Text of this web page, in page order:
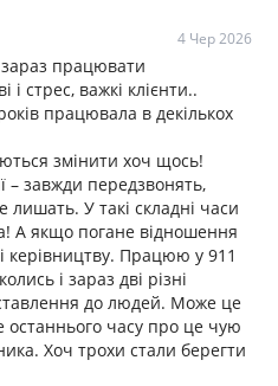
4 Чер 2026
працювати
стрес, важкі клієнти..
працювала в декількох
змінити хоч щось!
– завжди передзвонять,
лишать. У такі складні часи
А якщо погане відношення
керівництву. Працюю у 911
і зараз дві різні
ставлення до людей. Може це
останнього часу про це чую
Хоч трохи стали берегти